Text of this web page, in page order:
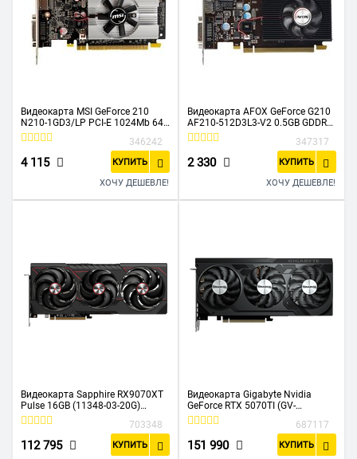
Видеокарта MSI GeForce 210
N210-1GD3/LP PCI-E 1024Mb 64
DDR3 460/800 DVIx1/CRTx1 Ret
346242
4 115 КУПИТЬ
ХОЧУ ДЕШЕВЛЕ!
Видеокарта AFOX GeForce G210
AF210-512D3L3-V2 0.5GB GDDR3
64bit VGA DVI HDMI RTL
347317
2 330 КУПИТЬ
ХОЧУ ДЕШЕВЛЕ!
Видеокарта Sapphire RX9070XT
Pulse 16GB (11348-03-20G)
GDDR6 256bit 2xDP 2xHDMI 3Fan
703348
112 795 КУПИТЬ
Видеокарта Gigabyte Nvidia
GeForce RTX 5070TI (GV-
N507TWF3OCV2-16GD) 16ГБ
687117
151 990 КУПИТЬ